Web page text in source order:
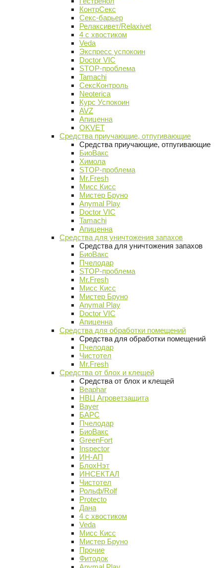
КонтрСекс
Секс-барьер
Релаксивет/Relaxivet
4 с хвостиком
Veda
Экспресс успокоин
Doctor VIC
STOP-проблема
Tamachi
СексКонтроль
Neoterica
Курс Успокоин
AVZ
Апиценна
OKVET
Средства приучающие, отпугивающие
Средства приучающие, отпугивающие
БиоВакс
Химола
STOP-проблема
Mr.Fresh
Мисс Кисс
Мистер Бруно
Anymal Play
Doctor VIC
Tamachi
Апиценна
Средства для уничтожения запахов
Средства для уничтожения запахов
БиоВакс
Пчелодар
STOP-проблема
Mr.Fresh
Мисс Кисс
Мистер Бруно
Anymal Play
Doctor VIC
Апиценна
Средства для обработки помещений
Средства для обработки помещений
Пчелодар
Чистотел
Mr.Fresh
Средства от блох и клещей
Средства от блох и клещей
Beaphar
НВЦ Агроветзащита
Bayer
БАРС
Пчелодар
БиоВакс
GreenFort
Inspector
ИН-АП
БлохНэт
ИНСЕКТАЛ
Чистотел
Рольф/Rolf
Protecto
Дана
4 с хвостиком
Veda
Мисс Кисс
Мистер Бруно
Прочие
Фитодок